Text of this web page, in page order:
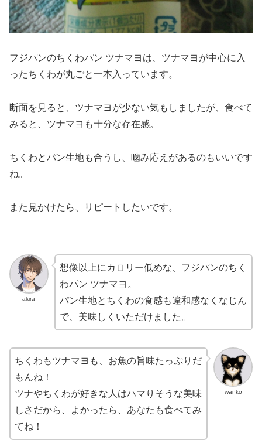
フジパンのちくわパン ツナマヨは、ツナマヨが中心に入
ったちくわが丸ごと一本入っています。
断面を見ると、ツナマヨが少ない気もしましたが、食べて
みると、ツナマヨも十分な存在感。
ちくわとパン生地も合うし、噛み応えがあるのもいいです
ね。
また見かけたら、リピートしたいです。
akira
想像以上にカロリー低めな、フジパンのちく
わパン ツナマヨ。
パン生地とちくわの食感も違和感なくなじん
で、美味しくいただけました。
wanko
ちくわもツナマヨも、お魚の旨味たっぷりだ
もんね！
ツナやちくわが好きな人はハマりそうな美味
しさだから、よかったら、あなたも食べてみ
てね！